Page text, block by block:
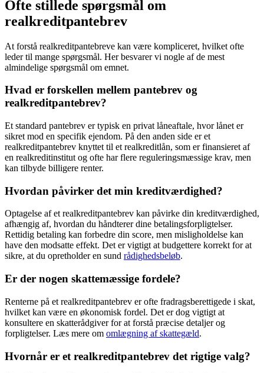
Ofte stillede spørgsmål om
realkreditpantebrev
At forstå realkreditpantebreve kan være kompliceret, hvilket ofte
leder til mange spørgsmål. Her besvarer vi nogle af de mest
almindelige spørgsmål om emnet.
Hvad er forskellen mellem pantebrev og
realkreditpantebrev?
Et standard pantebrev er typisk en privat låneaftale, hvor lånet er
sikret mod en specifik ejendom. På den anden side er et
realkreditpantebrev knyttet til et realkreditlån, som er finansieret af
en realkreditinstitut og ofte har flere reguleringsmæssige krav, men
kan tilbyde billigere renter.
Hvordan påvirker det min kreditværdighed?
Optagelse af et realkreditpantebrev kan påvirke din kreditværdighed,
afhængig af, hvordan du håndterer dine betalingsforpligtelser.
Rettidig betaling kan forbedre din score, men misligholdelse kan
have den modsatte effekt. Det er vigtigt at budgettere korrekt for at
sikre, at du opretholder en sund rådighedsbeløb.
Er der nogen skattemæssige fordele?
Renterne på et realkreditpantebrev er ofte fradragsberettigede i skat,
hvilket kan være en økonomisk fordel. Det er dog vigtigt at
konsultere en skatterådgiver for at forstå præcise detaljer og
forpligtelser. Læs mere om omlægning af skattegæld.
Hvornår er et realkreditpantebrev det rigtige valg?